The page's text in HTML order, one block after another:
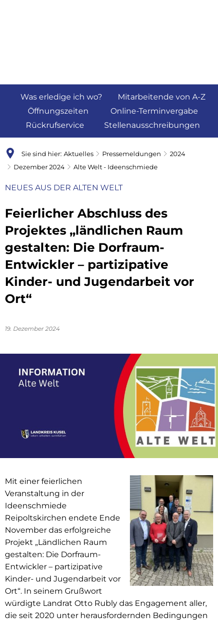
Was erledige ich wo?
Mitarbeitende von A-Z
Öffnungszeiten
Online-Terminvergabe
Rückrufservice
Stellenausschreibungen
Sie sind hier: Aktuelles Pressemeldungen
2024
Dezember 2024
Alte Welt - Ideenschmiede
NEUES AUS DER ALTEN WELT
Feierlicher Abschluss des
Projektes „ländlichen Raum
gestalten: Die Dorfraum-
Entwickler – partizipative
Kinder- und Jugendarbeit vor
Ort“
19. Dezember 2024
Mit einer feierlichen
Veranstaltung in der
Ideenschmiede
Reipoltskirchen endete Ende
November das erfolgreiche
Projekt „Ländlichen Raum
gestalten: Die Dorfraum-
Entwickler – partizipative
Kinder- und Jugendarbeit vor
Ort“. In seinem Grußwort
würdigte Landrat Otto Rubly das Engagement aller,
die seit 2020 unter herausfordernden Bedingungen